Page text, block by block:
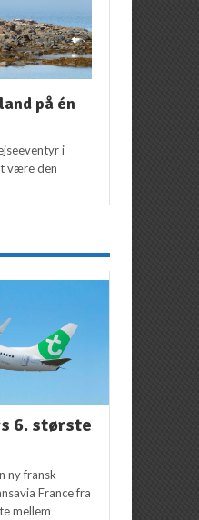
på én
i
være den
6. største
ny fransk
France fra
mellem